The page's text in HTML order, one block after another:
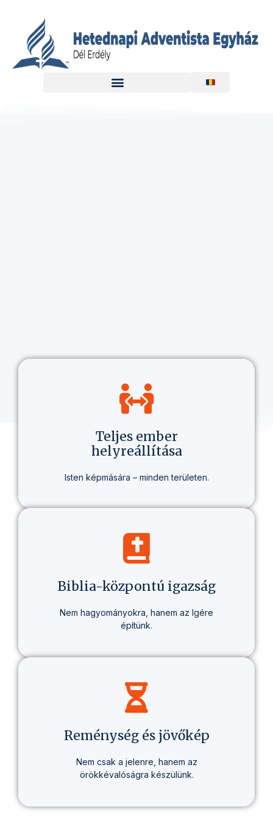
Teljes ember
helyreállítása
Isten képmására – minden területen.
Nem csak hitről beszélünk, hanem egy
olyan életmódról, amely valódi változást
hoz – egészségben, gondolkodásban és
Biblia-központú igazság
Nem hagyományokra, hanem az Igére
építünk.
Minden tanításunk alapja a Biblia – tisztán,
következetesen, személyesen érthetően.
Reménység és jövőkép
Nem csak a jelenre, hanem az
örökkévalóságra készülünk.